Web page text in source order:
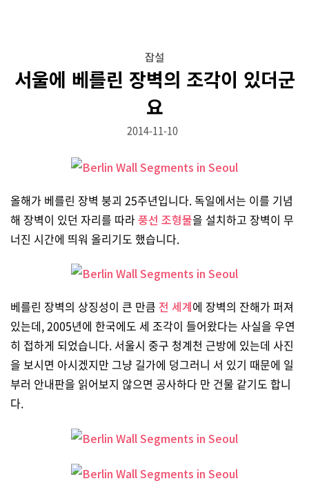
잡설
서울에 베를린 장벽의 조각이 있더군
요
2014-11-10
올해가 베를린 장벽 붕괴 25주년입니다. 독일에서는 이를 기념
해 장벽이 있던 자리를 따라풍선 조형물을 설치하고 장벽이 무
너진 시간에 띄워 올리기도 했습니다.
베를린 장벽의 상징성이 큰 만큼 전 세계에 장벽의 잔해가 퍼져
있는데, 2005년에 한국에도 세 조각이 들어왔다는 사실을 우연
히 접하게 되었습니다. 서울시 중구 청계천 근방에 있는데 사진
을 보시면 아시겠지만 그냥 길가에 덩그러니 서 있기 때문에 일
부러 안내판을 읽어보지 않으면 공사하다 만 건물 같기도 합니
다.